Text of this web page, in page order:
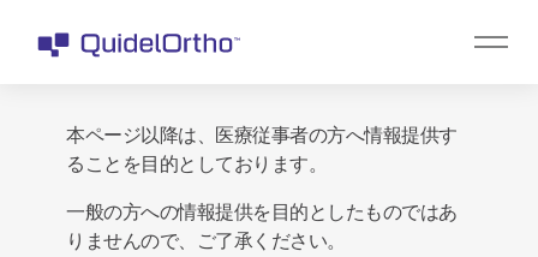
本ページ以降は、医療従事者の方へ情報提供す
ることを目的としております。
一般の方への情報提供を目的としたものではあ
りませんので、ご了承ください。